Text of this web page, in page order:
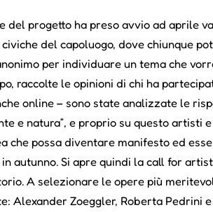
del progetto ha preso avvio ad aprile
del capoluogo, dove chiunque
per individuare un tema che
raccolte le opinioni di chi ha
online – sono state analizzate le
e natura”, e proprio su questo artisti
che possa diventare manifesto ed
autunno. Si apre quindi la call for
A selezionare le opere più
Alexander Zoeggler, Roberta Pedrini